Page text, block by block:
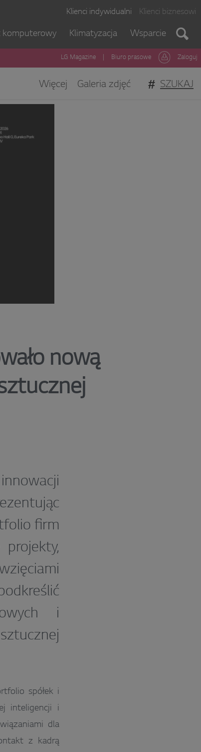
Klienci indywidualni Klienci biznesowi
komputerowy Klimatyzacja Wsparcie
LG Magazine Biuro prasowe Zaloguj
Więcej Galeria zdjęć # SZUKAJ
nową
firm
i
spółek i
inteligencji i
dla
z kadrą